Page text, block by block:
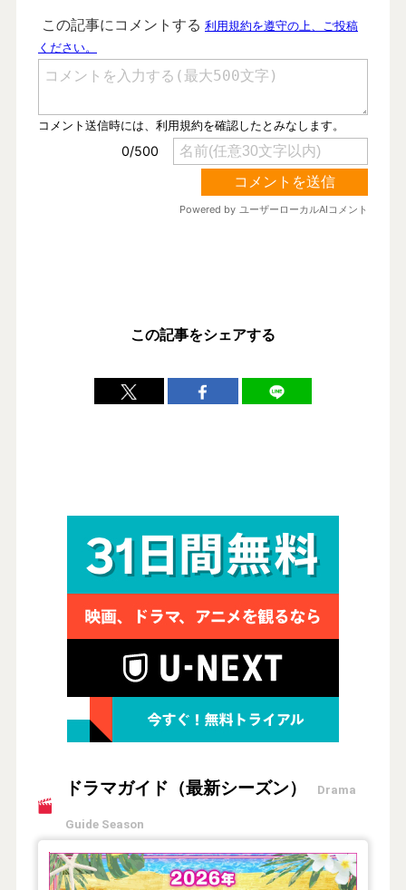
この記事をシェアする
ドラマガイド（最新シーズン） Drama
Guide Season
【2026年夏】TVドラマガイド